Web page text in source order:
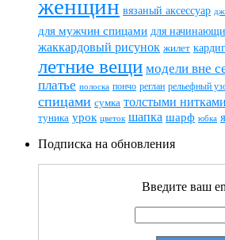
женщин вязаный аксессуар
для мужчин спицами для
жаккардовый рисунок жилет
летние вещи модели вне
платье полоска пончо реглан рельефный
спицами сумка толстыми нитками
туника урок цветок шапка шарф юбка
Подписка на обновления
Введите ваш